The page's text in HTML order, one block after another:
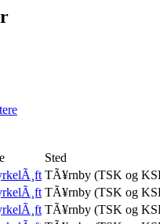
Sted
TÃ¥rnby (TSK og
TÃ¥rnby (TSK og
TÃ¥rnby (TSK og